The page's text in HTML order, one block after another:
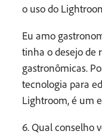
o uso do
Eu amo
tinha o desejo de
gastronômicas.
tecnologia para
Lightroom, é um
6. Qual conselho